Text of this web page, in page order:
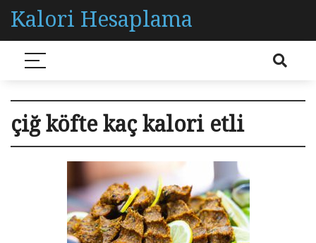
Kalori Hesaplama
çiğ köfte kaç kalori etli